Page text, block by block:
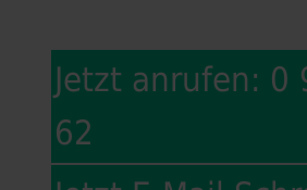
Jetzt anrufen: 0
62